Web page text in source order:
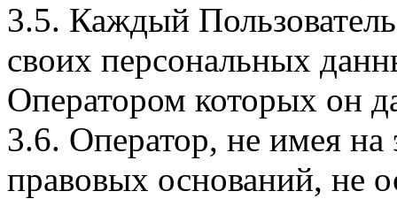
3.5. Каждый
своих персональных
Оператором которых он
3.6. Оператор, не имея
правовых оснований, не